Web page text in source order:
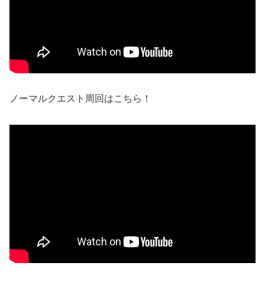
ノーマルクエスト周回はこちら！